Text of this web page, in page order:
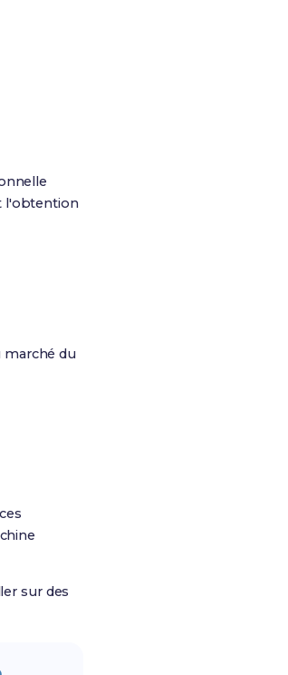
l'obtention
du
sur des